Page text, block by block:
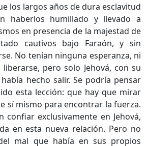
los largos años de dura esclavitud
haberlos humillado y llevado a
en presencia de la majestad de
cautivos bajo Faraón, y sin
No tenían ninguna esperanza, ni
pero solo Jehová, con su
hecho salir. Se podría pensar
esta lección: que hay que mirar
sí mismo para encontrar la fuerza.
confiar exclusivamente en Jehová,
en esta nueva relación. Pero no
mal que había en sus propios